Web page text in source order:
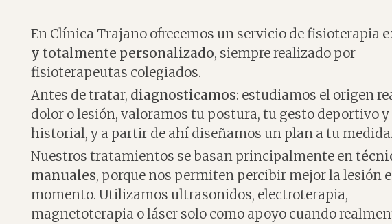
En Clínica Trajano ofrecemos un servicio de fisioterapia
y totalmente personalizado, siempre realizado por
fisioterapeutas colegiados.
Antes de tratar, diagnosticamos: estudiamos el origen
dolor o lesión, valoramos tu postura, tu gesto deportivo
historial, y a partir de ahí diseñamos un plan a tu medida.
Nuestros tratamientos se basan principalmente en
manuales, porque nos permiten percibir mejor la lesión
momento. Utilizamos ultrasonidos, electroterapia,
magnetoterapia o láser solo como apoyo cuando